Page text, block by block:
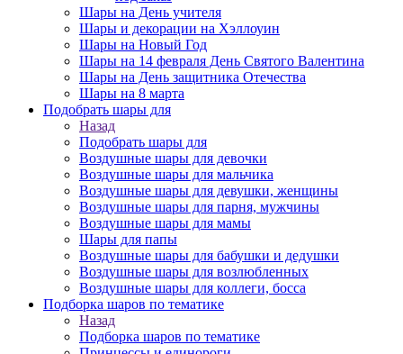
Шары на День учителя
Шары и декорации на Хэллоуин
Шары на Новый Год
Шары на 14 февраля День Святого Валентина
Шары на День защитника Отечества
Шары на 8 марта
Подобрать шары для
Назад
Подобрать шары для
Воздушные шары для девочки
Воздушные шары для мальчика
Воздушные шары для девушки, женщины
Воздушные шары для парня, мужчины
Воздушные шары для мамы
Шары для папы
Воздушные шары для бабушки и дедушки
Воздушные шары для возлюбленных
Воздушные шары для коллеги, босса
Подборка шаров по тематике
Назад
Подборка шаров по тематике